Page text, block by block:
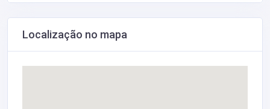
Localização no mapa